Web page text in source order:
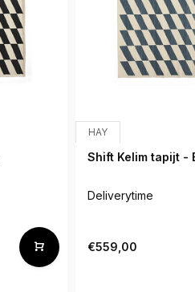
HAY
Shift Kelim tapijt -
Deliverytime
€559,00